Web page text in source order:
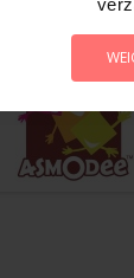
Per stuk verpakt in